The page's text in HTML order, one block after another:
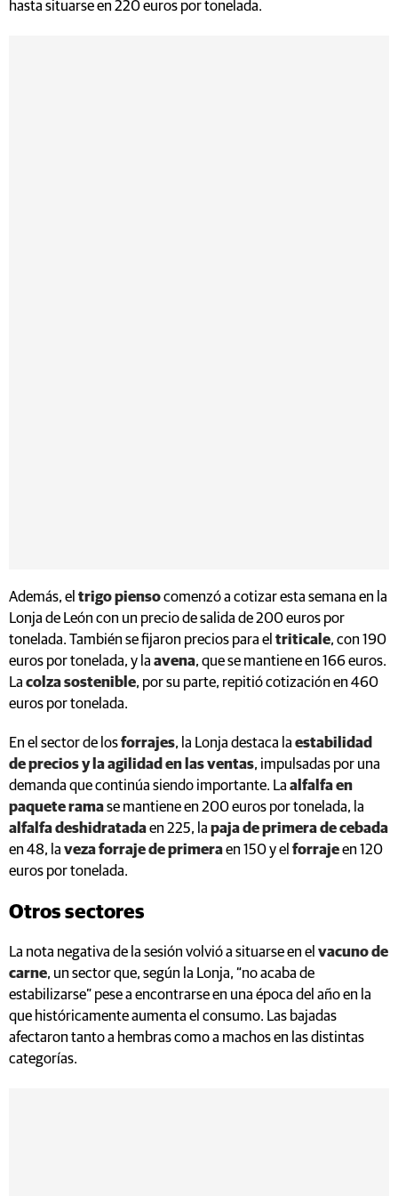
hasta situarse en 220 euros por tonelada.
Además, el trigo piensocomenzó a cotizar esta semana en la
Lonja de León con un precio de salida de 200 euros por
tonelada. También se fijaron precios para el triticale, con 190
euros por tonelada, y la avena, que se mantiene en 166 euros.
La colza sostenible, por su parte, repitió cotización en 460
euros por tonelada.
En el sector de losforrajes, la Lonja destaca la estabilidad
de precios y la agilidad en las ventas, impulsadas por una
demanda que continúa siendo importante. La alfalfa en
paquete ramase mantiene en 200 euros por tonelada, la
alfalfa deshidratadaen 225, la paja de primera de cebada
en 48, la veza forraje de primeraen 150 y el forrajeen 120
euros por tonelada.
Otros sectores
La nota negativa de la sesión volvió a situarse en el vacuno de
carne, un sector que, según la Lonja, “no acaba de
estabilizarse” pese a encontrarse en una época del año en la
que históricamente aumenta el consumo. Las bajadas
afectaron tanto a hembras como a machos en las distintas
categorías.